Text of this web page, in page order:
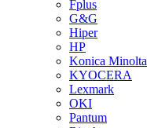
Fplus
G&G
Hiper
HP
Konica Minolta
KYOCERA
Lexmark
OKI
Pantum